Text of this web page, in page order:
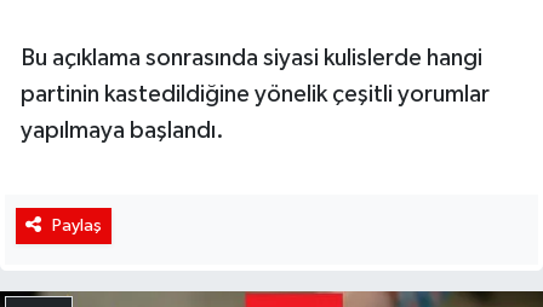
Bu açıklama sonrasında siyasi kulislerde hangi
partinin kastedildiğine yönelik çeşitli yorumlar
yapılmaya başlandı.
Paylaş